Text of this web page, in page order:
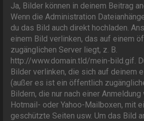
Ja, Bilder können in deinem Beitrag
Wenn die Administration
du das Bild auch direkt hochladen.
einem Bild verlinken, das auf einem
zugänglichen Server liegt, z. B.
http://www.domain.tld/mein-bild.gif.
Bilder verlinken, die sich auf deinem
(außer es ist ein öffentlich
Bildern, die nur nach einer
Hotmail- oder Yahoo-Mailboxen, mit
geschützte Seiten usw. Um das Bild